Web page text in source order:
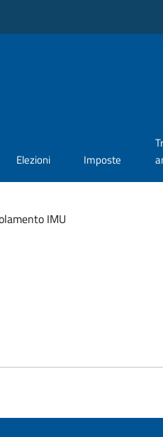
Elezioni Imposte
IMU